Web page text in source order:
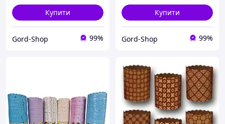
Купити
Gord-Shop 99%
Купити
Gord-Shop 99%